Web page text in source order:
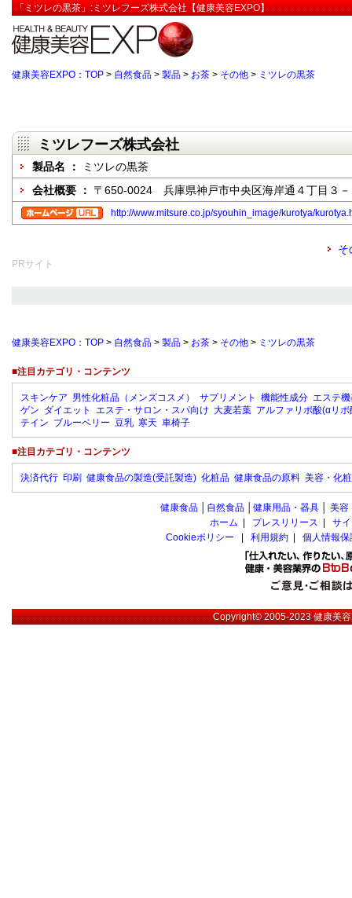
「ミツレの黒茶」:ミツレフーズ株式会社【健康美容EXPO】
健康美容EXPO：TOP > 自然食品 > 製品 > お茶 > その他 > ミツレの黒茶
ミツレフーズ株式会社
製品名 ：
ミツレの黒茶
会社概要 ： 〒650-0024 兵庫県神戸市中央区海岸通４丁目３
http://www.mitsure.co.jp/syouhin_image/kurotya/
そ
PRサイト
健康美容EXPO：TOP > 自然食品 > 製品 > お茶 > その他 > ミツレの黒茶
■注目カテゴリ・コンテンツ
スキンケア 男性化粧品（メンズコスメ） サプリメント 機能性成分 エステ
ゲン ダイエット エステ・サロン・スパ向け 大麦若葉 アルファリポ酸(αリポ
テイン ブルーベリー 豆乳 寒天 車椅子
■注目カテゴリ・コンテンツ
決済代行 印刷 健康食品の製造(受託製造) 化粧品 健康食品の原料 美容・化
健康食品 自然食品 健康用品・器具 美容
ホーム
プレスリリース
サ
Cookieポリシー
利用規約 個人情報
Copyright© 2005-2023健康美